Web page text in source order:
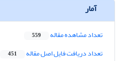
آمار
تعداد مشاهده مقاله 559
تعداد دریافت فایل اصل مقاله 451